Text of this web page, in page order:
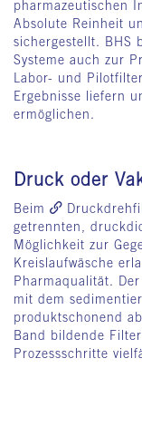
pharmazeutischen
Absolute Reinheit
sichergestellt. BHS
Systeme auch zur
Labor- und
Ergebnisse liefern
ermöglichen.
Druck oder
Beim
getrennten,
Möglichkeit zur
Kreislaufwäsche
Pharmaqualität. Der
mit dem
produktschonend
Band bildende
Prozessschritte